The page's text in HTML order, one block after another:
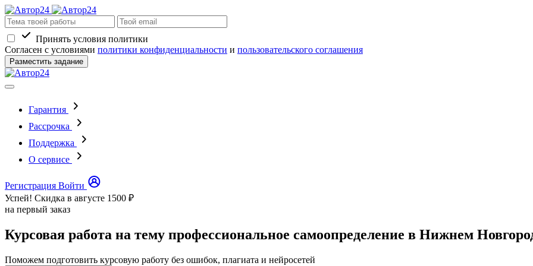
Принять условия политики
Согласен с условиями политики конфиденциальности и пользовательского соглашения
Разместить задание
Гарантия
Рассрочка
Поддержка
О сервисе
Регистрация Войти
Успей! Скидка в августе 1500 ₽
на первый заказ
Курсовая работа на тему профессиональное самоопределение в Нижнем
Поможем подготовить курсовую работу без ошибок, плагиата и нейросетей